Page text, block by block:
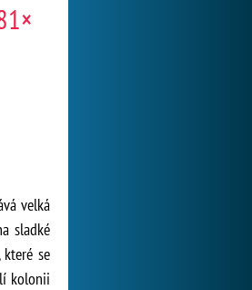
velká
sladké
se
kolonii